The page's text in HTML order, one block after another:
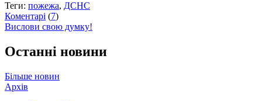
Теги: пожежа, ДСНС
Коментарі (7)
Вислови свою думку!
Останні новини
Більше новин
Архів